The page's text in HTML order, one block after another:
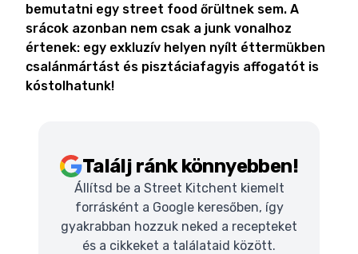
bemutatni egy street food őrültnek sem. A
srácok azonban nem csak a junk vonalhoz
értenek: egy exkluzív helyen nyílt éttermükben
csalánmártást és pisztáciafagyis affogatót is
kóstolhatunk!
Találj ránk könnyebben!
Állítsd be a Street Kitchent kiemelt
forrásként a Google keresőben, így
gyakrabban hozzuk neked a recepteket
és a cikkeket a találataid között.